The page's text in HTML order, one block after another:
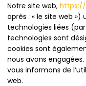
Notre site web, https://
après : « le site web
technologies liées
technologies sont
cookies sont
nous avons
vous informons de
web.